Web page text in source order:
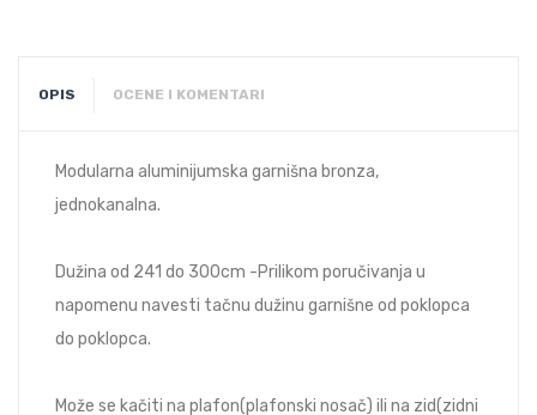
OPIS OCENE I KOMENTARI
Modularna aluminijumska garnišna bronza,
jednokanalna.
Dužina od 241 do 300cm -Prilikom poručivanja u
napomenu navesti tačnu dužinu garnišne od poklopca
do poklopca.
Može se kačiti na plafon(plafonski nosač) ili na zid(zidni